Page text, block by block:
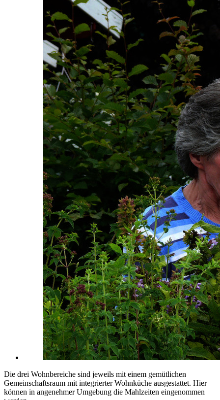
Die drei Wohnbereiche sind jeweils mit einem gemütlichen
Gemeinschaftsraum mit integrierter Wohnküche ausgestattet. Hier
können in angenehmer Umgebung die Mahlzeiten eingenommen